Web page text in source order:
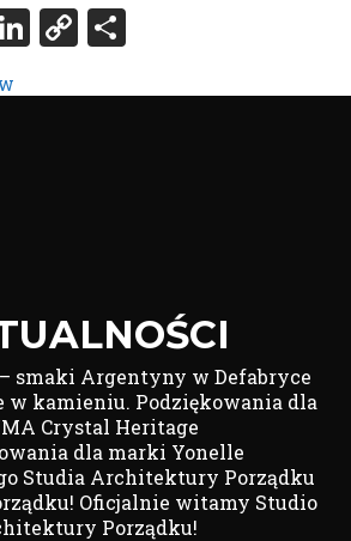
LinkedIn
CopyShare
smaki Argentyny w Defabryce
w kamieniu. Podziękowania dla
Crystal Heritage
dla marki Yonelle
Studia Architektury Porządku
Oficjalnie witamy Studio
Porządku!